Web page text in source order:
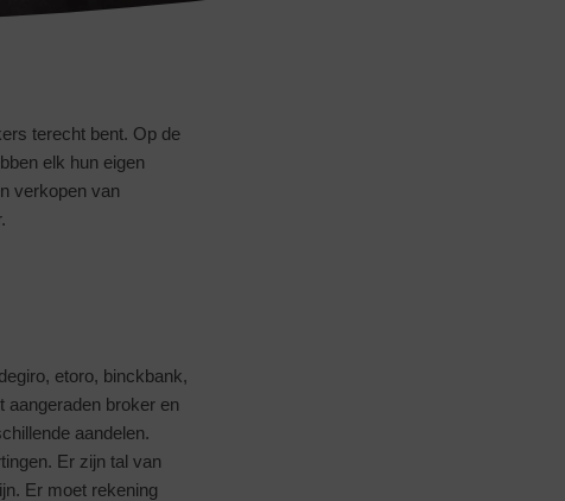
terecht bent. Op de
elk hun eigen
verkopen van
etoro, binckbank,
aangeraden broker en
aandelen.
Er zijn tal van
Er moet rekening